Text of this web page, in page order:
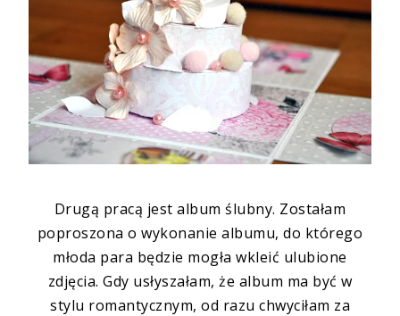
Drugą pracą jest album ślubny. Zostałam
poproszona o wykonanie albumu, do którego
młoda para będzie mogła wkleić ulubione
zdjęcia. Gdy usłyszałam, że album ma być w
stylu romantycznym, od razu chwyciłam za